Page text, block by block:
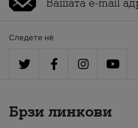
Следете нè
Брзи линкови